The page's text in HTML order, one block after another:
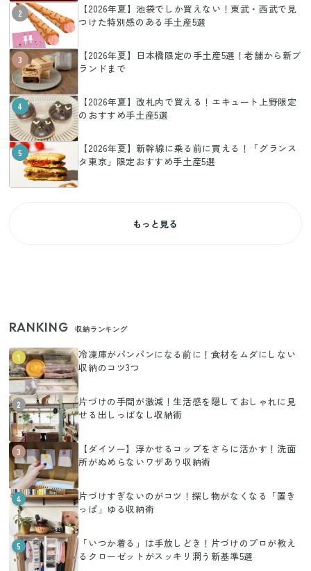
2
【2026年夏】池袋でしか買えない！東武・西武で見
つけた特別感のある手土産5選
3
【2026年夏】日本橋限定の手土産5選！老舗から新ブ
ランドまで
4
【2026年夏】改札内で買える！エキュート上野限定
のおすすめ手土産5選
5
【2026年夏】新幹線に乗る前に買える！「グランス
タ東京」限定おすすめ手土産5選
もっと見る
RANKING 収納ランキング
1
冷凍庫がパンパンになる前に！食材をムダにしない
収納のコツ3つ
2
片づけの手間が激減！生活感を隠しておしゃれに見
せる出しっぱなし収納術
3
【ダイソー】浮かせるコップをさらに活かす！洗面
所がぬめらないワザあり収納術
4
片づけすぎないのがコツ！探し物がなくなる「置き
っぱ」ゆる収納術
5
「いつか着る」は手放しどき！片づけのプロが教え
るクローゼットがスッキリ潤う新基準5選